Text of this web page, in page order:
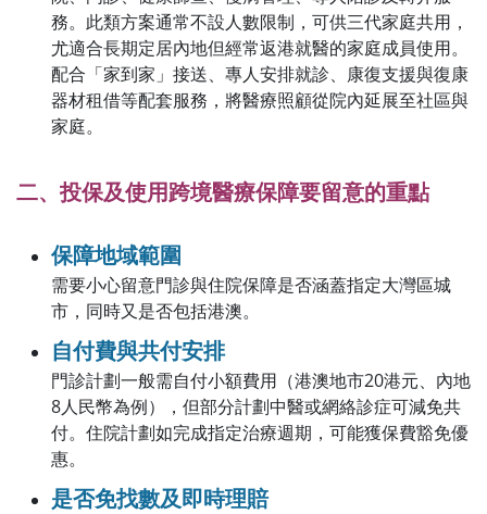
務。此類方案通常不設人數限制，可供三代家庭共用，
尤適合長期定居內地但經常返港就醫的家庭成員使用。
配合「家到家」接送、專人安排就診、康復支援與復康
器材租借等配套服務，將醫療照顧從院內延展至社區與
家庭。
二、投保及使用跨境醫療保障要留意的重點
保障地域範圍
需要小心留意門診與住院保障是否涵蓋指定大灣區城
市，同時又是否包括港澳。
自付費與共付安排
門診計劃一般需自付小額費用（港澳地市20港元、內地
8人民幣為例），但部分計劃中醫或網絡診症可減免共
付。住院計劃如完成指定治療週期，可能獲保費豁免優
惠。
是否免找數及即時理賠